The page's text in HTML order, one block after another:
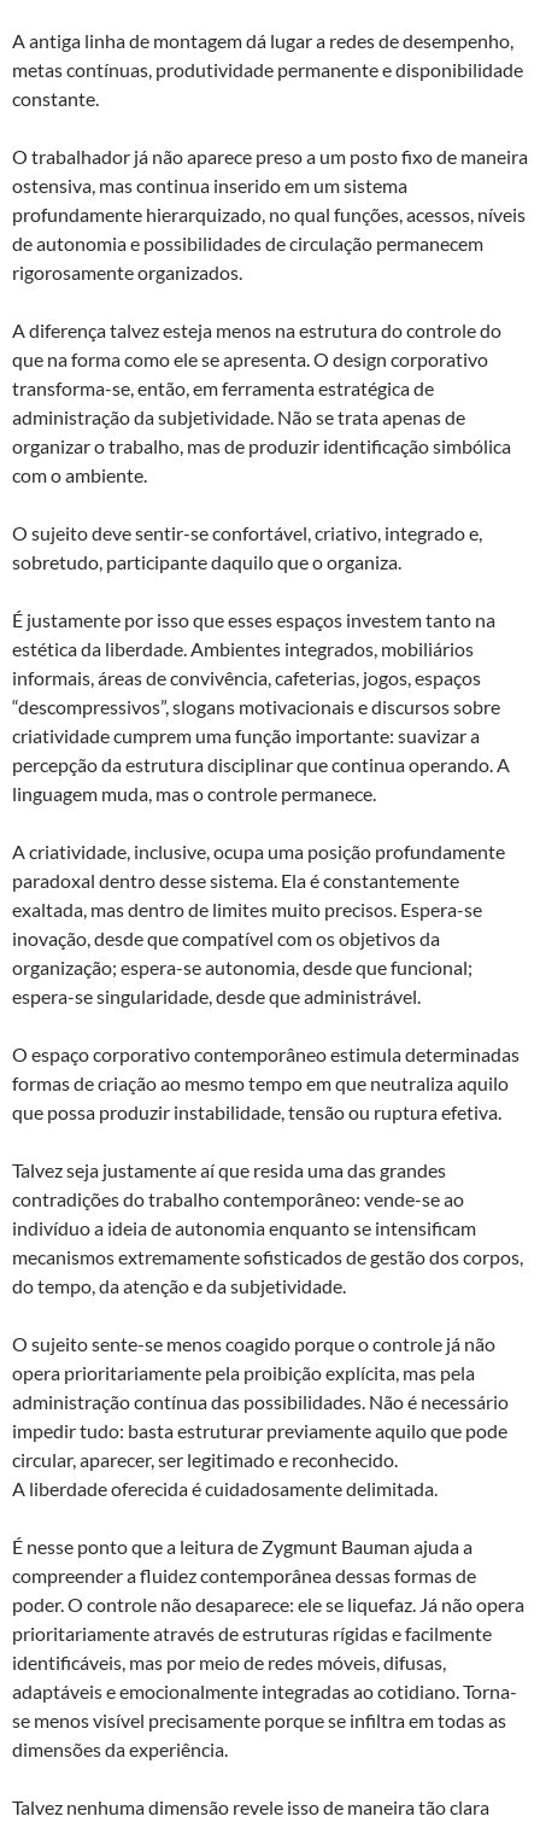
A antiga linha de montagem dá lugar a redes de desempenho,
metas contínuas, produtividade permanente e disponibilidade
constante.
O trabalhador já não aparece preso a um posto fixo de maneira
ostensiva, mas continua inserido em um sistema
profundamente hierarquizado, no qual funções, acessos, níveis
de autonomia e possibilidades de circulação permanecem
rigorosamente organizados.
A diferença talvez esteja menos na estrutura do controle do
que na forma como ele se apresenta. O design corporativo
transforma-se, então, em ferramenta estratégica de
administração da subjetividade. Não se trata apenas de
organizar o trabalho, mas de produzir identificação simbólica
com o ambiente.
O sujeito deve sentir-se confortável, criativo, integrado e,
sobretudo, participante daquilo que o organiza.
É justamente por isso que esses espaços investem tanto na
estética da liberdade. Ambientes integrados, mobiliários
informais, áreas de convivência, cafeterias, jogos, espaços
“descompressivos”, slogans motivacionais e discursos sobre
criatividade cumprem uma função importante: suavizar a
percepção da estrutura disciplinar que continua operando. A
linguagem muda, mas o controle permanece.
A criatividade, inclusive, ocupa uma posição profundamente
paradoxal dentro desse sistema. Ela é constantemente
exaltada, mas dentro de limites muito precisos. Espera-se
inovação, desde que compatível com os objetivos da
organização; espera-se autonomia, desde que funcional;
espera-se singularidade, desde que administrável.
O espaço corporativo contemporâneo estimula determinadas
formas de criação ao mesmo tempo em que neutraliza aquilo
que possa produzir instabilidade, tensão ou ruptura efetiva.
Talvez seja justamente aí que resida uma das grandes
contradições do trabalho contemporâneo: vende-se ao
indivíduo a ideia de autonomia enquanto se intensificam
mecanismos extremamente sofisticados de gestão dos corpos,
do tempo, da atenção e da subjetividade.
O sujeito sente-se menos coagido porque o controle já não
opera prioritariamente pela proibição explícita, mas pela
administração contínua das possibilidades. Não é necessário
impedir tudo: basta estruturar previamente aquilo que pode
circular, aparecer, ser legitimado e reconhecido.
A liberdade oferecida é cuidadosamente delimitada.
É nesse ponto que a leitura de Zygmunt Bauman ajuda a
compreender a fluidez contemporânea dessas formas de
poder. O controle não desaparece: ele se liquefaz. Já não opera
prioritariamente através de estruturas rígidas e facilmente
identificáveis, mas por meio de redes móveis, difusas,
adaptáveis e emocionalmente integradas ao cotidiano. Torna-
se menos visível precisamente porque se infiltra em todas as
dimensões da experiência.
Talvez nenhuma dimensão revele isso de maneira tão clara